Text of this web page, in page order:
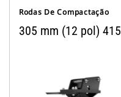
Rodas De Compactação
305 mm (12 pol)